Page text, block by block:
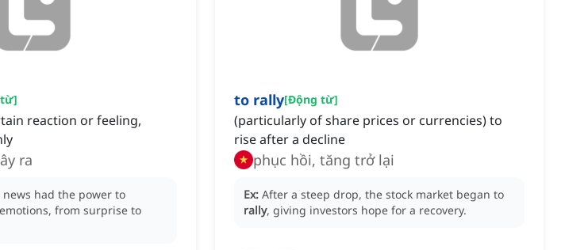
]
reaction or feeling,
ra
had the power to
from surprise to
to rally[Động từ]
(particularly of share prices or currencies) to
rise after a decline
phục hồi, tăng trở lại
Ex: After a steep drop, the stock market began to
rally, giving investors hope for a recovery.